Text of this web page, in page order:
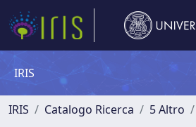
IRIS
IRIS Catalogo Ricerca 5 Altro